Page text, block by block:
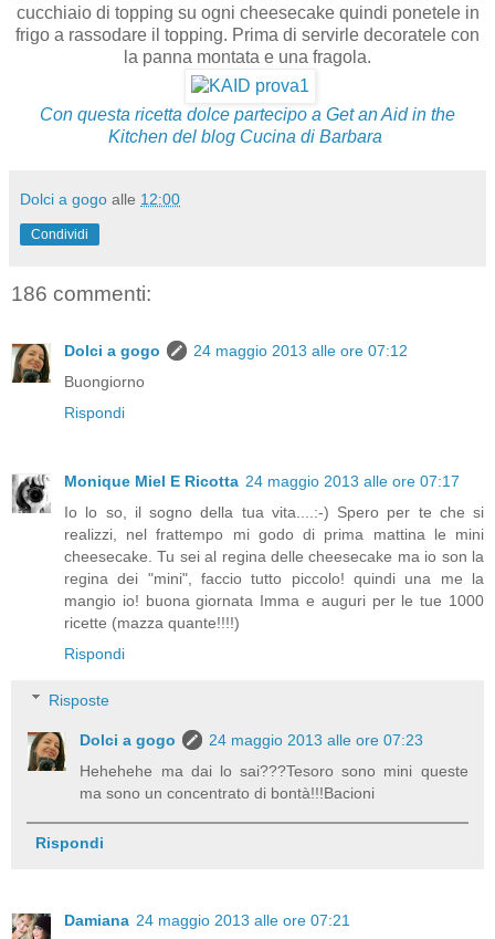
cucchiaio di topping su ogni cheesecake quindi ponetele in
frigo a rassodare il topping. Prima di servirle decoratele con
la panna montata e una fragola.
Con questa ricetta dolce partecipo a Get an Aid in the
Kitchen del blog Cucina di Barbara
Dolci a gogo alle 12:00
Condividi
186 commenti:
Dolci a gogo
24 maggio 2013 alle ore 07:12
Buongiorno
Rispondi
Monique Miel E Ricotta 24 maggio 2013 alle ore 07:17
Io lo so, il sogno della tua vita....:-) Spero per te che si
realizzi, nel frattempo mi godo di prima mattina le mini
cheesecake. Tu sei al regina delle cheesecake ma io son la
regina dei "mini", faccio tutto piccolo! quindi una me la
mangio io! buona giornata Imma e auguri per le tue 1000
ricette (mazza quante!!!!)
Rispondi
Risposte
Dolci a gogo
24 maggio 2013 alle ore 07:23
Hehehehe ma dai lo sai???Tesoro sono mini queste
ma sono un concentrato di bontà!!!Bacioni
Rispondi
Damiana 24 maggio 2013 alle ore 07:21